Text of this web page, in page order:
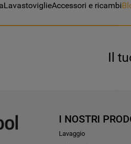
LavastoviglieAccessori e ricambi
Il
I NOSTRI
Lavaggio